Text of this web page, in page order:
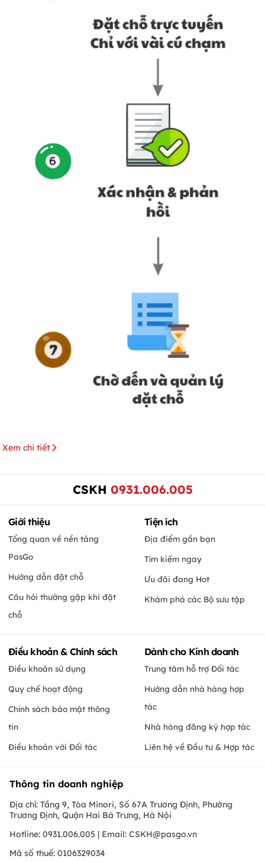
Xem chi tiết
CSKH 0931.006.005
Giới thiệu
Tổng quan về nền tảng
PasGo
Hướng dẫn đặt chỗ
Câu hỏi thường gặp khi đặt
chỗ
Tiện ích
Địa điểm gần bạn
Tìm kiếm ngay
Ưu đãi đang Hot
Khám phá các Bộ sưu tập
Điều khoản & Chính sách
Điều khoản sử dụng
Quy chế hoạt động
Chính sách bảo mật thông
tin
Điều khoản với Đối tác
Dành cho Kinh doanh
Trung tâm hỗ trợ Đối tác
Hướng dẫn nhà hàng hợp
tác
Nhà hàng đăng ký hợp tác
Liên hệ về Đầu tư & Hợp tác
Thông tin doanh nghiệp
Địa chỉ: Tầng 9, Tòa Minori, Số 67A Trương Định, Phường
Trương Định, Quận Hai Bà Trưng, Hà Nội
Hotline: 0931.006.005 | Email: CSKH@pasgo.vn
Mã số thuế: 0106329034